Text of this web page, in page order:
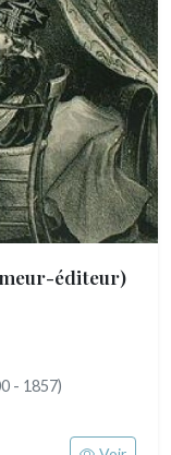
éditeur)
- 1857)